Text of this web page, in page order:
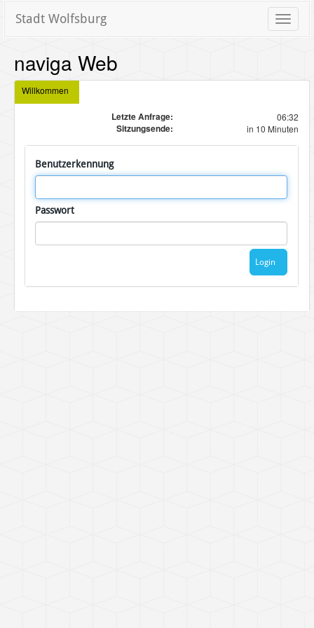
Toggle
Stadt Wolfsburg
naviga Web
Willkommen
Letzte Anfrage: 06:32
Sitzungsende: in 10 Minuten
Benutzerkennung
Passwort